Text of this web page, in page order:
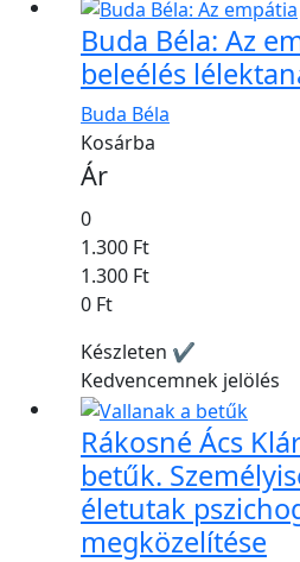
Buda Béla: Az
beleélés
Buda Béla
Kosárba
Ár
0
1.300 Ft
1.300 Ft
0 Ft
Készleten ✔
Kedvencemnek jelölés
Rákosné Ács
betűk.
életutak
megközelítése